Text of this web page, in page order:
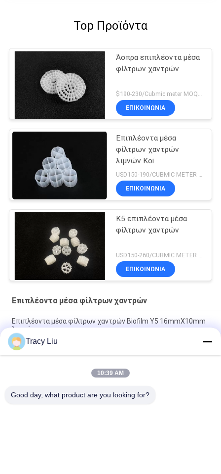
Top Προϊόντα
Άσπρα επιπλέοντα μέσα
φίλτρων χαντρών
$190-230/Cubmic meter MOQ:1CubmicMeter
ΕΠΙΚΟΙΝΩΝΙΑ
Επιπλέοντα μέσα
φίλτρων χαντρών
λιμνών Koi
ΕΠΙΚΟΙΝΩΝΙΑ
K5 επιπλέοντα μέσα
φίλτρων χαντρών
ΕΠΙΚΟΙΝΩΝΙΑ
Επιπλέοντα μέσα φίλτρων χαντρών
Επιπλέοντα μέσα φίλτρων χαντρών Biofilm Y5 16mmX10mm
λευκό
Άσπρα 0.96g/Cm3 κινούμενα μέσα φίλτρων κρεβατιών βιο για
το σύστημα Ras
Καλλιεργήστε τα επιπλέοντα μέσα φίλτρων χαντρών Biofilm
Tracy Liu
10:39 AM
Good day, what product are you looking for?